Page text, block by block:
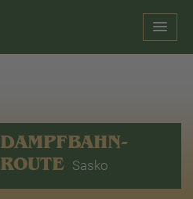
DAMPFBAHN-
ROUTE Sasko